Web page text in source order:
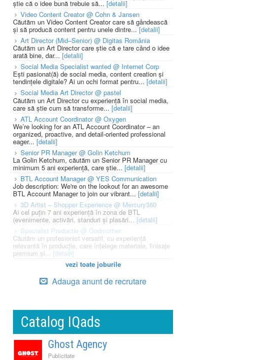
știe că o idee bună trebuie să... [detalii]
Video Content Creator @ Cohn & Jansen
Căutăm un Video Content Creator care să gândească
și să producă content pentru unele dintre... [detalii]
Art Director (Mid–Senior) @ Digitas România
Căutăm un Art Director care știe că e tare când o idee
arată bine, dar... [detalii]
Social Media Specialist wanted @ Internet Corp
Ești pasionat(ă) de social media, content creation și
tendințele digitale? Ai un ochi format pentru... [detalii]
Social Media Art Director @ pastel
Căutăm un Art Director cu experiență în social media,
care să știe cum să transforme... [detalii]
ATL Account Coordinator @ Oxygen
We’re looking for an ATL Account Coordinator – an
organized, proactive, and detail-oriented professional
eager... [detalii]
Senior PR Manager @ Golin Ketchum
La Golin Ketchum, căutăm un Senior PR Manager cu
minimum 5 ani experiență, care știe... [detalii]
BTL Account Manager @ YES Communication
Job description: We're on the lookout for an awesome
BTL Account Manager to join our vibrant... [detalii]
3D Artist – Shopper Experience @ Mercury360
Ai cel puțin 7 ani experiență în zona de BTL
(evenimente, activări, standuri și plasări... [detalii]
Specialist Productie @ Godmother
Căutăm un profesionist versatil, cu experiență
relevantă în producție, care înțelege materiale, finisaje
premium și... [detalii]
vezi toate joburile
Adauga anunt de recrutare
Catalog IQads
Ghost Agency
Publicitate